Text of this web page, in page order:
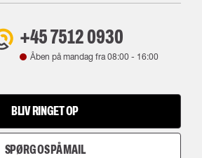
+45 7512 0930
Åben på mandag fra08:00 - 16:00
BLIV RINGET OP
SPØRG OS PÅ MAIL